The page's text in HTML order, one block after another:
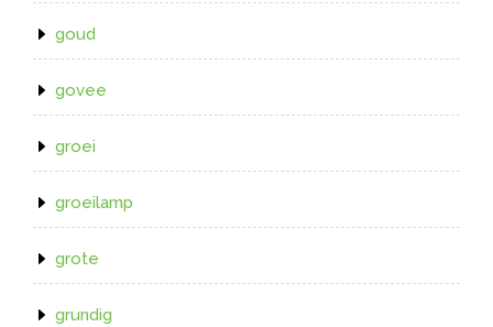
goud
govee
groei
groeilamp
grote
grundig